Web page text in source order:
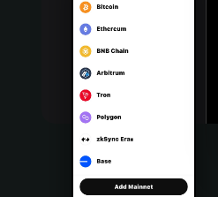
Português (Portugal)
Bahasa Indonesia
Português (Brasil)